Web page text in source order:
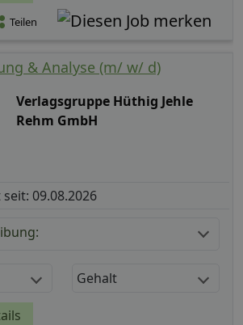
Teilen
& Analyse (m/ w/ d)
Verlagsgruppe Hüthig Jehle
Rehm GmbH
09.08.2026
Gehalt